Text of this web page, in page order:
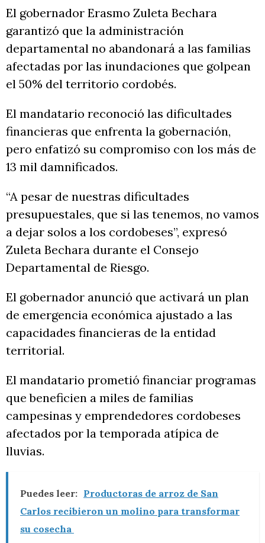
El gobernador Erasmo Zuleta Bechara
garantizó que la administración
departamental no abandonará a las familias
afectadas por las inundaciones que golpean
el 50% del territorio cordobés.
El mandatario reconoció las dificultades
financieras que enfrenta la gobernación,
pero enfatizó su compromiso con los más de
13 mil damnificados.
“A pesar de nuestras dificultades
presupuestales, que si las tenemos, no vamos
a dejar solos a los cordobeses”, expresó
Zuleta Bechara durante el Consejo
Departamental de Riesgo.
El gobernador anunció que activará un plan
de emergencia económica ajustado a las
capacidades financieras de la entidad
territorial.
El mandatario prometió financiar programas
que beneficien a miles de familias
campesinas y emprendedores cordobeses
afectados por la temporada atípica de
lluvias.
Puedes leer: Productoras de arroz de San
Carlos recibieron un molino para transformar
su cosecha